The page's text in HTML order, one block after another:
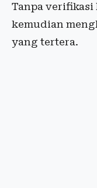
Tanpa
kemudian
yang tertera.